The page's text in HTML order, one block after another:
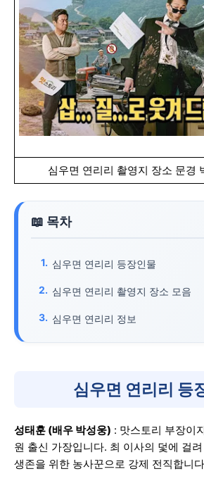
심우면 연리리 촬영지 장소 문경
심우면 연리리 등장인물
심우면 연리리 촬영지 장소 모음
심우면 연리리 정보
심우면 연리리 등
성태훈 (배우 박성웅) : 맛스토리 부장이
원 출신 가장입니다. 최 이사의 덫에 걸
생존을 위한 농사꾼으로 강제 전직합니